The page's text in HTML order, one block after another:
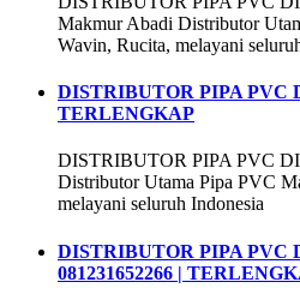
Makmur Abadi Distributor
Wavin, Rucita, melayani
DISTRIBUTOR PIPA PVC
TERLENGKAP
DISTRIBUTOR PIPA PVC
Distributor Utama Pipa PVC
melayani seluruh Indonesia
DISTRIBUTOR PIPA PVC
081231652266 |